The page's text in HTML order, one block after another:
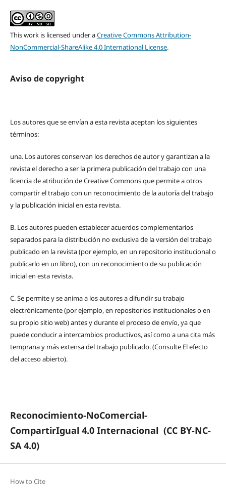
This work is licensed under aCreative Commons Attribution-
NonCommercial-ShareAlike 4.0 International License.
Aviso de copyright
Los autores que se envían a esta revista aceptan los siguientes
términos:
una. Los autores conservan los derechos de autor y garantizan a la
revista el derecho a ser la primera publicación del trabajo con una
licencia de atribución de Creative Commons que permite a otros
compartir el trabajo con un reconocimiento de la autoría del trabajo
y la publicación inicial en esta revista.
B. Los autores pueden establecer acuerdos complementarios
separados para la distribución no exclusiva de la versión del trabajo
publicado en la revista (por ejemplo, en un repositorio institucional o
publicarlo en un libro), con un reconocimiento de su publicación
inicial en esta revista.
C.Se permite y se anima a los autores a difundir su trabajo
electrónicamente (por ejemplo, en repositorios institucionales o en
su propio sitio web) antes y durante el proceso de envío, ya que
puede conducir a intercambios productivos, así como a una cita más
temprana y más extensa del trabajo publicado. (Consulte El efecto
del acceso abierto).
Reconocimiento-NoComercial-
CompartirIgual 4.0 Internacional (CC BY-NC-
SA 4.0)
How to Cite